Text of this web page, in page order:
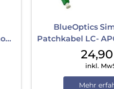
BlueOptics
Patchkabel LC-
20 m
24,90
inkl.
Mehr